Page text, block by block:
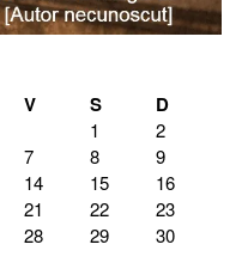
V S D
1
2
7 8
9
14 15
16
21 22
23
28 29
30